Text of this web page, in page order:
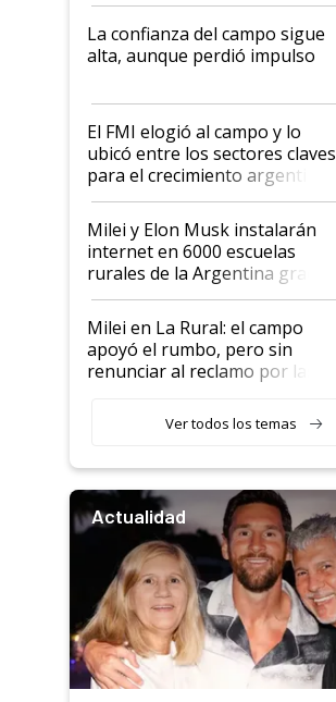
plata a un hijo para droga":
Juan Félix Rossetti, el libertario
que de una dura crisis salió
de Milei
La confianza del campo sigue
alta, aunque perdió impulso
El FMI elogió al campo y lo
ubicó entre los sectores claves
para el crecimiento argentino
Milei y Elon Musk instalarán
internet en 6000 escuelas
rurales de la Argentina gracias
a un acuerdo con Starlink
Milei en La Rural: el campo
apoyó el rumbo, pero sin
renunciar al reclamo por las
Ver todos los temas
Actualidad